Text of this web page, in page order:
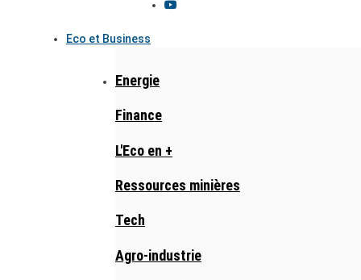
Eco et Business
Energie
Finance
L'Eco en +
Ressources minières
Tech
Agro-industrie